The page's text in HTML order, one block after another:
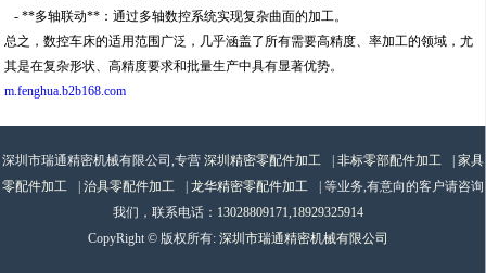
- **多轴联动**：通过多轴数控系统实现复杂曲面的加工。
总之，数控车床的适用范围广泛，几乎涵盖了所有需要高精度、率加工的领域，尤
其是在复杂形状、高精度要求和批量生产中具有显著优势。
m.fenghua.b2b168.com
深圳市瑞通精密机械有限公司,专营 深圳精密零配件加工 非标零部配件加工
家具
零配件加工
治具零配件加工 龙华精密零配件加工
| 等业务,有意向的客户请咨询
我们，联系电话： 13028809171,18929325914
CopyRight © 版权所有: 深圳市瑞通精密机械有限公司